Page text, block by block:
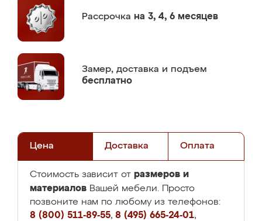
Рассрочка на 3, 4, 6 месяцев
Замер, доставка и подъем
бесплатно
Цена Доставка Оплата
Стоимость зависит от размеров и
материалов Вашей мебели. Просто
позвоните нам по любому из телефонов:
8 (800) 511-89-55, 8 (495) 665-24-01,